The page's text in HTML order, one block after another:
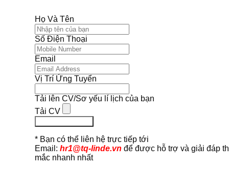
Họ Và Tên
Số Điện Thoại
Email
Vị Trí Ứng Tuyển
Tải lên CV/Sơ yếu lí lịch của bạn
Tải CV
* Bạn có thể liên hệ trực tiếp tới
Email: hr1@tq-linde.vn để được hỗ trợ và giải đáp
mắc nhanh nhất